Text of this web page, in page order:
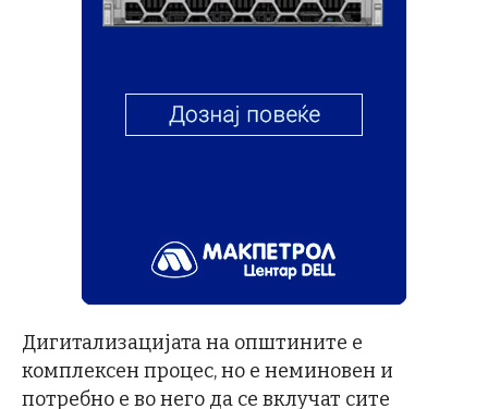
Дигитализацијата на општините е
комплексен процес, но е неминовен и
потребно е во него да се вклучат сите